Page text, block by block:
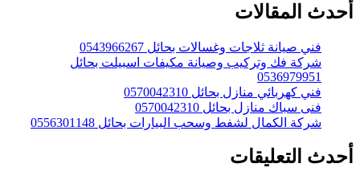
أحدث المقالات
فني صيانة ثلاجات وغسالات بحائل 0543966267
شركة فك وتركيب وصيانة مكيفات اسبيلت بحائل
0536979951
فني كهربائي منازل بحائل 0570042310
فنى سباك منازل بحائل 0570042310
شركة الكمال لشفط وسحب البيارات بحائل 0556301148
أحدث التعليقات